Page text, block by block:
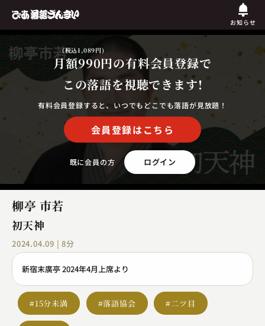
お知らせ
月額990円
(税込1,089円)
の有料会員登録で
この落語を視聴できます!
有料会員登録すると、いつでもどこでも落語が見放題！
会員登録はこちら
既に会員の方 ログイン
柳亭 市若
初天神
2024.04.09 | 8分
新宿末廣亭 2024年4月上席より
#15分未満 #落語協会 #二ツ目